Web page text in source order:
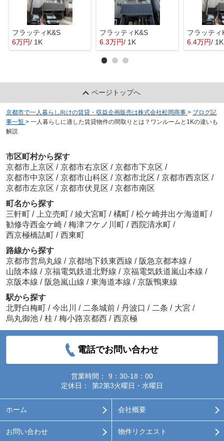
フラッティK&S
6万円/ 1K
フラッティK&S
6.3万円/ 1K
フラッティ
6.4万円/ 1K
ページトップへ
京都市で一人暮らし向けの賃貸・収益企画販売は株式会社松岡商事 > ブログ記
事一覧 > 一人暮らしに適した賃貸物件の間取りとは？ワンルームと1Kの違いも
解説
市区町村から探す
京都市上京区 / 京都市右京区 / 京都市下京区 /
京都市中京区 / 京都市山科区 / 京都市北区 / 京都市西京区 /
京都市左京区 / 京都市伏見区 / 京都市南区
町名から探す
三軒町 / 上立売町 / 綾大宮町 / 橘町 / 松ケ崎井出ケ海道町 /
勧修寺西金ケ崎 / 梅津フケノ川町 / 西院清水町 /
西京極橋詰町 / 西東町
路線から探す
京都市営烏丸線 / 京都地下鉄東西線 / 阪急京都本線 /
山陰本線 / 京福電気鉄道北野線 / 京福電気鉄道嵐山本線 /
京阪本線 / 阪急嵐山線 / 東海道本線 / 京阪鴨東線
駅から探す
北野白梅町 / 今出川 / 二条城前 / 丹波口 / 二条 / 大宮 /
烏丸御池 / 桂 / 梅小路京都西 / 西京極
電話でお問い合わせ
営業時間：
9：30-18：00
定休日：
第2第3火曜日・水曜日
ホーム 会社概要
お問い合わせ 物件リクエスト